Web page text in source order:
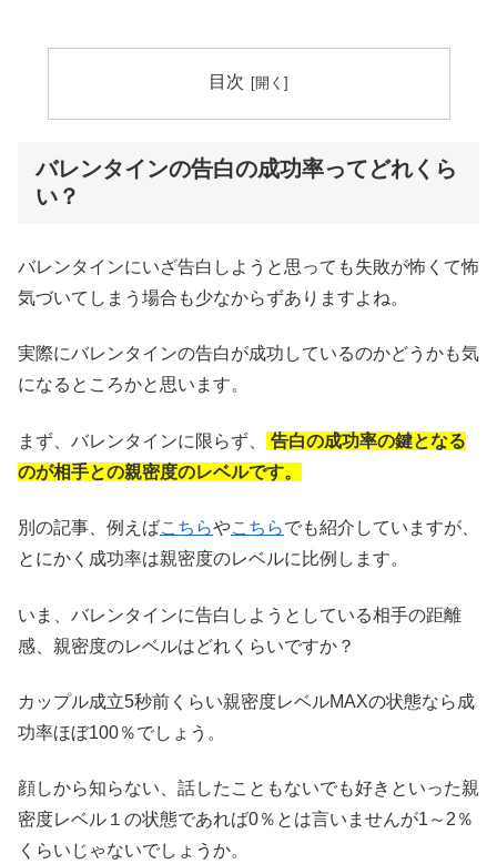
目次
バレンタインの告白の成功率ってどれくら
い？
バレンタインにいざ告白しようと思っても失敗が怖くて怖
気づいてしまう場合も少なからずありますよね。
実際にバレンタインの告白が成功しているのかどうかも気
になるところかと思います。
まず、バレンタインに限らず、
告白の成功率の鍵となる
のが相手との親密度のレベルです。
別の記事、例えばこちらやこちらでも紹介していますが、
とにかく成功率は親密度のレベルに比例します。
いま、バレンタインに告白しようとしている相手の距離
感、親密度のレベルはどれくらいですか？
カップル成立5秒前くらい親密度レベルMAXの状態なら成
功率ほぼ100％でしょう。
顔しから知らない、話したこともないでも好きといった親
密度レベル１の状態であれば0％とは言いませんが1～2％
くらいじゃないでしょうか。